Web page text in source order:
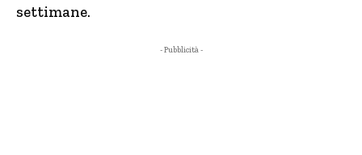
settimane.
- Pubblicità -